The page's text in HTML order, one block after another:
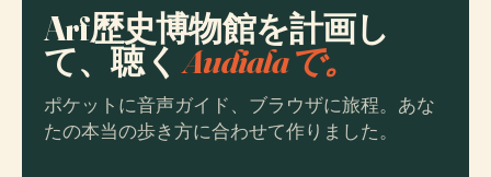
Arf歴史博物館を計画し
て、聴くAudialaで。
ポケットに音声ガイド、ブラウザに旅程。あな
たの本当の歩き方に合わせて作りました。